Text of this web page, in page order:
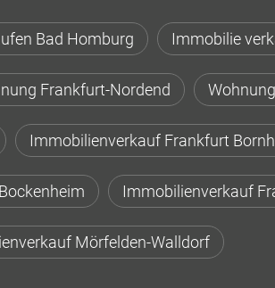
Bad Homburg Immobilie
Frankfurt-Nordend
Immobilienverkauf Frankfurt
Immobilienverkauf
Mörfelden-Walldorf